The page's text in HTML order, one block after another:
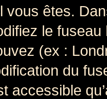
vous êtes.
le fuseau
(ex :
du
accessible